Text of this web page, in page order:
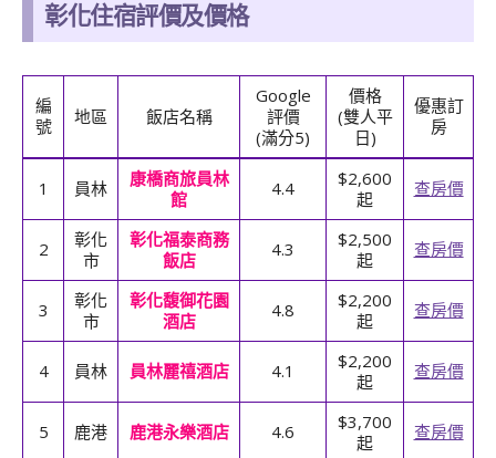
彰化住宿評價及價格
編
號
地區 飯店名稱
Google
評價
(滿分5)
價格
(雙人平
日)
優惠訂
房
1 員林
康橋商旅員林
館
4.4
$2,600
起
查房價
2
彰化
市
彰化福泰商務
飯店
4.3
$2,500
起
查房價
3
彰化
市
彰化馥御花園
酒店
4.8
$2,200
起
查房價
4 員林 員林麗禧酒店 4.1
$2,200
起
查房價
5 鹿港 鹿港永樂酒店 4.6
$3,700
起
查房價